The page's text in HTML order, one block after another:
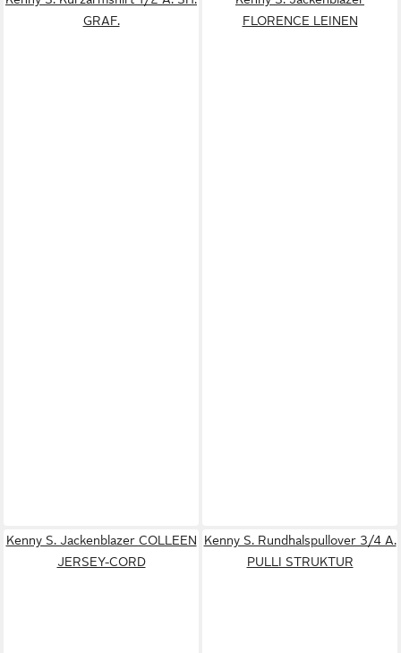
GRAF.
FLORENCE LEINEN
Kenny S. Jackenblazer COLLEEN
JERSEY-CORD
Kenny S. Rundhalspullover 3/4 A.
PULLI STRUKTUR